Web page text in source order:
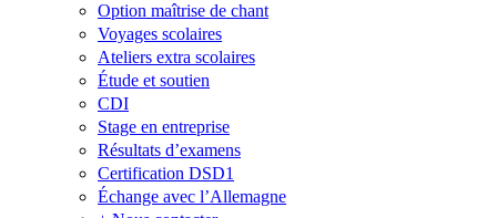
Option maîtrise de chant
Voyages scolaires
Ateliers extra scolaires
Étude et soutien
CDI
Stage en entreprise
Résultats d’examens
Certification DSD1
Échange avec l’Allemagne